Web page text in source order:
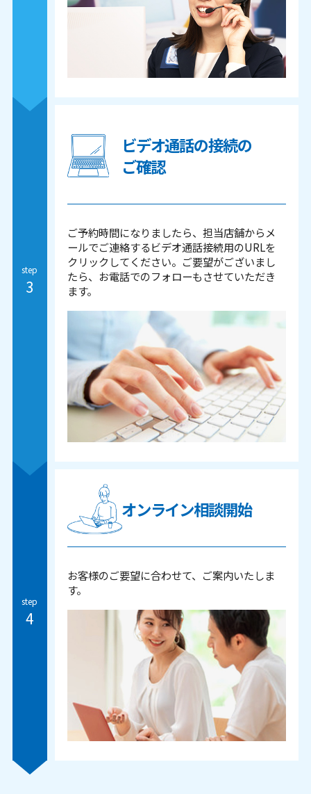
step
3
ビデオ通話の接続の
ご確認
ご予約時間になりましたら、担当店舗からメ
ールでご連絡するビデオ通話接続用のURLを
クリックしてください。 ご要望がございまし
たら、お電話でのフォローもさせていただき
ます。
step
4
オンライン相談開始
お客様のご要望に合わせて、ご案内いたしま
す。